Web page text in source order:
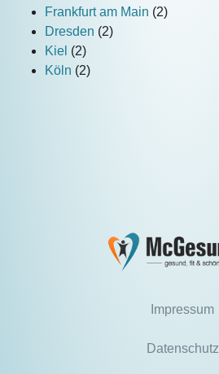
Frankfurt am Main (2)
Dresden (2)
Kiel (2)
Köln (2)
Impressum
Datenschutz